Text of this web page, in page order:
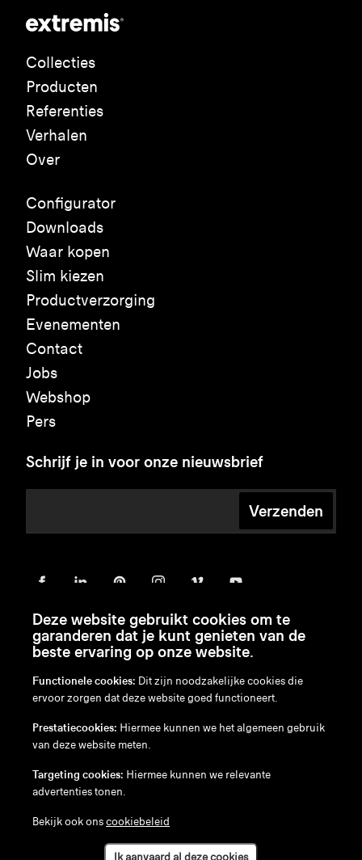
Collecties
Producten
Referenties
Verhalen
Over
Configurator
Downloads
Waar kopen
Slim kiezen
Productverzorging
Evenementen
Contact
Jobs
Webshop
Pers
Schrijf je in voor onze nieuwsbrief
Verzenden
en/nl/fr/de
Disclaimer
Cookiebeleid
Deze website gebruikt cookies om te
garanderen dat je kunt genieten van de
beste ervaring op onze website.
Functionele cookies: Dit zijn noodzakelijke cookies die
ervoor zorgen dat deze website goed functioneert.
Prestatiecookies: Hiermee kunnen we het algemeen gebruik
van deze website meten.
Targeting cookies: Hiermee kunnen we relevante
advertenties tonen.
Bekijk ook onscookiebeleid
Ik aanvaard al deze cookies